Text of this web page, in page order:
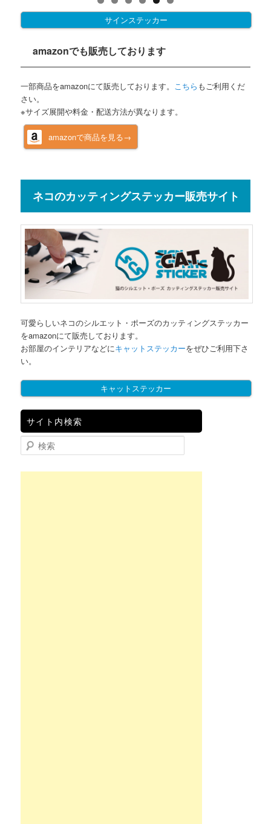
サインステッカー
amazonでも販売しております
一部商品をamazonにて販売しております。 こちら もご利用くだ
さい。
※サイズ展開や料金・配送方法が異なります。
amazonで商品を見る→
ネコのカッティングステッカー販売サイト
可愛らしいネコのシルエット・ポーズのカッティングステッカー
をamazonにて販売しております。
お部屋のインテリアなどにキャットステッカーをぜひご利用下さ
い。
キャットステッカー
サイト内検索
検索